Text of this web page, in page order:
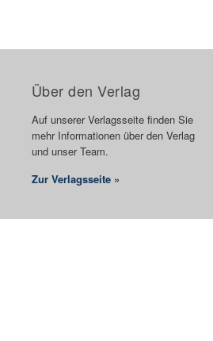
Über den Verlag
Auf unserer Verlagsseite finden Sie
mehr Informationen über den Verlag
und unser Team.
Zur Verlagsseite »